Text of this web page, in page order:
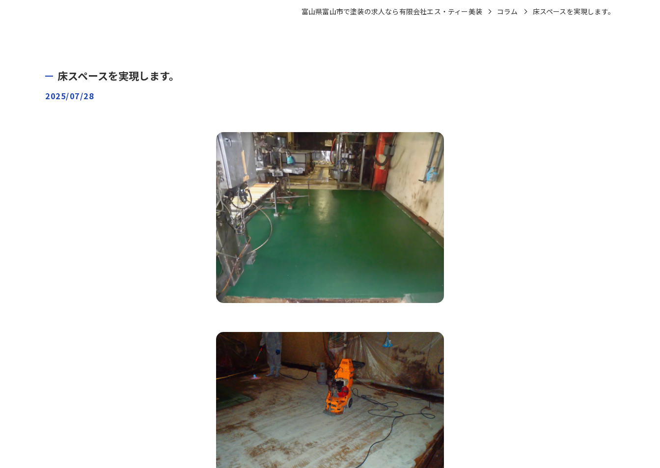
富山県富山市で塗装の求人なら有限会社エス・ティー美装 コラム 床スペースを実現します。
床スペースを実現します。
2025/07/28